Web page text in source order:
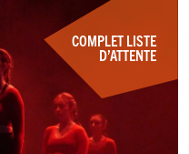
COMPLET LISTE
D’ATTENTE